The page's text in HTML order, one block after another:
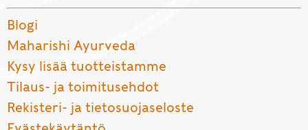
Blogi
Maharishi Ayurveda
Kysy lisää tuotteistamme
Tilaus- ja toimitusehdot
Rekisteri- ja tietosuojaseloste